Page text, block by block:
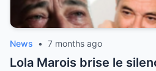
News • 7 months ago
Lola Marois brise le